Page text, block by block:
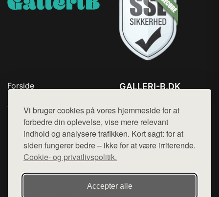
Vi bruger cookies på vores hjemmeside for at
forbedre din oplevelse, vise mere relevant
indhold og analysere trafikken. Kort sagt: for at
siden fungerer bedre – ikke for at være irriterende.
Cookie- og privatlivspolitik.
Accepter alle
Forside
Top Rabatter
Blog
Kontakt
GALLERI-B.DK
Mail: hej@want.dk
Cookie- og privatlivspolitik
Denne side er en del af want.dk, der udgiver en række